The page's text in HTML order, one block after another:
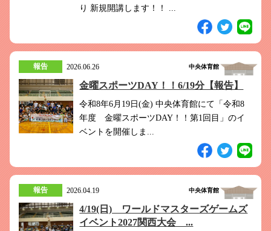
り 新規開講します！！ ...
報告 2026.06.26 中央体育館
金曜スポーツDAY！！6/19分【報告】
令和8年6月19日(金) 中央体育館にて「令和8
年度 金曜スポーツDAY！！第1回目」のイ
ベントを開催しま...
報告 2026.04.19 中央体育館
4/19(日) ワールドマスターズゲームズ
イベント2027関西大会 ...